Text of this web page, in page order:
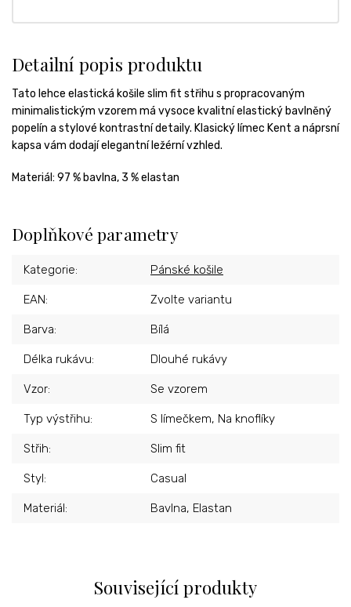
Související produkty
Detailní popis produktu
Tato lehce elastická košile slim fit střihu s propracovaným
minimalistickým vzorem má vysoce kvalitní elastický bavlněný
popelín a stylové kontrastní detaily. Klasický límec Kent a náprsní
kapsa vám dodají elegantní ležérní vzhled.
Materiál: 97 % bavlna, 3 % elastan
Doplňkové parametry
Kategorie: Pánské košile
EAN: Zvolte variantu
Barva: Bílá
Délka rukávu: Dlouhé rukávy
Vzor: Se vzorem
Typ výstřihu: S límečkem, Na knoflíky
Střih: Slim fit
Styl: Casual
Materiál: Bavlna, Elastan